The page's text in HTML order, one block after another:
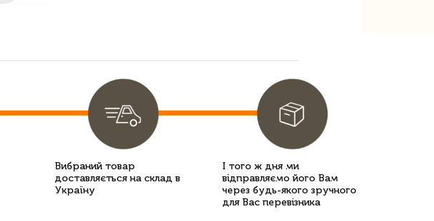
Вибраний товар
доставляється на склад в
Україну
І того ж дня ми
відправляємо його Вам
через будь-якого зручного
для Вас перевізника